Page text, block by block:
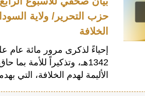
حزب التحرير/ ولاية
الخلافة
1342هـ، وتذكيراً للأمة
الأليمة لهدم الخلافة، التي